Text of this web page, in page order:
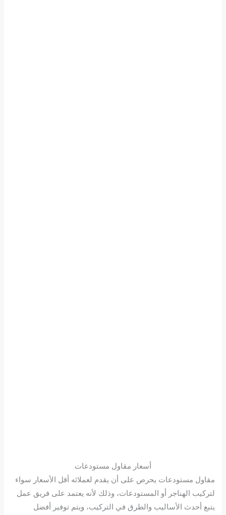
أسعار مقاول مستودعات
مقاول مستودعات يحرص على أن يقدم لعملائه أقل الأسعار سواء
لتركيب الهناجر أو المستودعات، وذلك لأنه يعتمد على فريق عمل
يتبع أحدث الأساليب والطرق في التركيب، ويتم توفير أفضل